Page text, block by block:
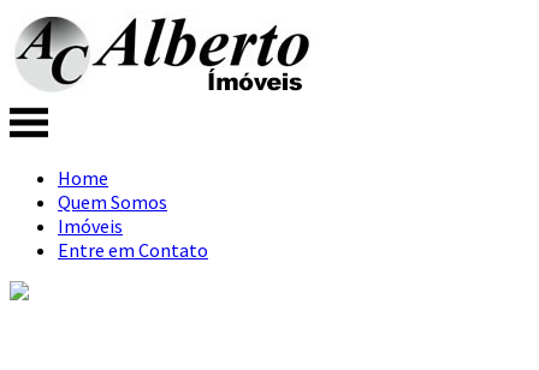
Home
Quem Somos
Imóveis
Entre em Contato